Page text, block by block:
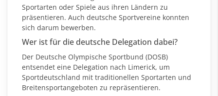
Sportarten oder Spiele aus ihren Ländern zu
präsentieren. Auch deutsche Sportvereine konnten
sich darum bewerben.
Wer ist für die deutsche Delegation dabei?
Der Deutsche Olympische Sportbund (DOSB)
entsendet eine Delegation nach Limerick, um
Sportdeutschland mit traditionellen Sportarten und
Breitensportangeboten zu repräsentieren.